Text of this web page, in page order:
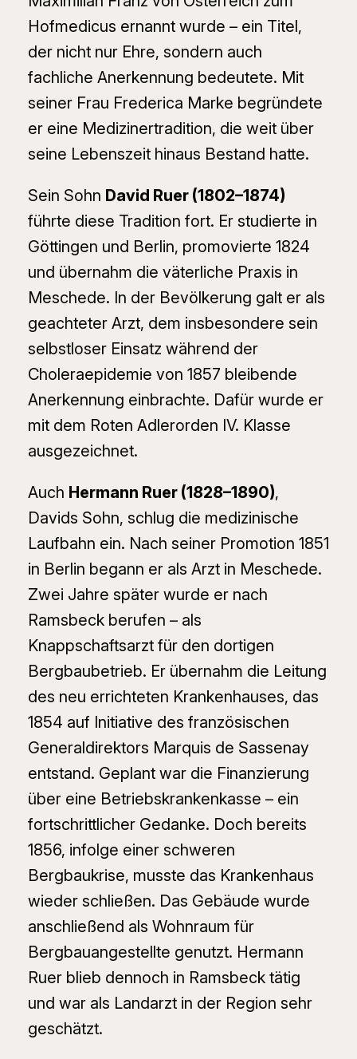
Hofmedicus ernannt wurde – ein Titel,
der nicht nur Ehre, sondern auch
fachliche Anerkennung bedeutete. Mit
seiner Frau Frederica Marke begründete
er eine Medizinertradition, die weit über
seine Lebenszeit hinaus Bestand hatte.
Sein Sohn David Ruer (1802–1874)
führte diese Tradition fort. Er studierte in
Göttingen und Berlin, promovierte 1824
und übernahm die väterliche Praxis in
Meschede. In der Bevölkerung galt er als
geachteter Arzt, dem insbesondere sein
selbstloser Einsatz während der
Choleraepidemie von 1857 bleibende
Anerkennung einbrachte. Dafür wurde er
mit dem Roten Adlerorden IV. Klasse
ausgezeichnet.
Auch Hermann Ruer (1828–1890),
Davids Sohn, schlug die medizinische
Laufbahn ein. Nach seiner Promotion 1851
in Berlin begann er als Arzt in Meschede.
Zwei Jahre später wurde er nach
Ramsbeck berufen – als
Knappschaftsarzt für den dortigen
Bergbaubetrieb. Er übernahm die Leitung
des neu errichteten Krankenhauses, das
1854 auf Initiative des französischen
Generaldirektors Marquis de Sassenay
entstand. Geplant war die Finanzierung
über eine Betriebskrankenkasse – ein
fortschrittlicher Gedanke. Doch bereits
1856, infolge einer schweren
Bergbaukrise, musste das Krankenhaus
wieder schließen. Das Gebäude wurde
anschließend als Wohnraum für
Bergbauangestellte genutzt. Hermann
Ruer blieb dennoch in Ramsbeck tätig
und war als Landarzt in der Region sehr
geschätzt.